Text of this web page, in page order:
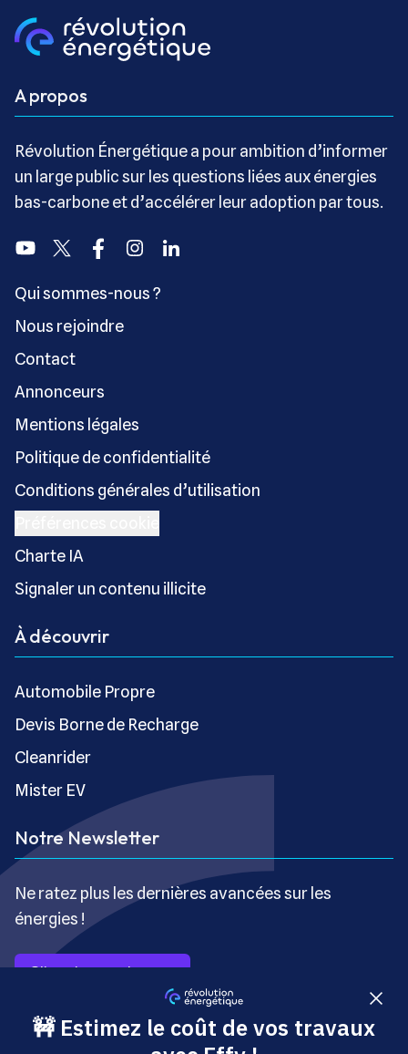
A propos
Révolution Énergétique a pour ambition d’informer
un large public sur les questions liées aux énergies
bas-carbone et d’accélérer leur adoption par tous.
YoutubeTwitter FacebookInstagramLinkedin
Qui sommes-nous ?
Nous rejoindre
Contact
Annonceurs
Mentions légales
Politique de confidentialité
Conditions générales d’utilisation
Charte IA
Signaler un contenu illicite
À découvrir
Automobile Propre
Devis Borne de Recharge
Cleanrider
Mister EV
Notre Newsletter
Ne ratez plus les dernières avancées sur les
énergies !
S’inscrire gratuitement
Copyright © Révolution Énergétique - Tous droits réservés